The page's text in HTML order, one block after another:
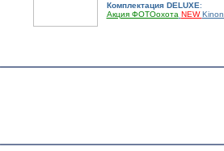
Комплектация DELUXE:
Акция ФОТОохота NEW